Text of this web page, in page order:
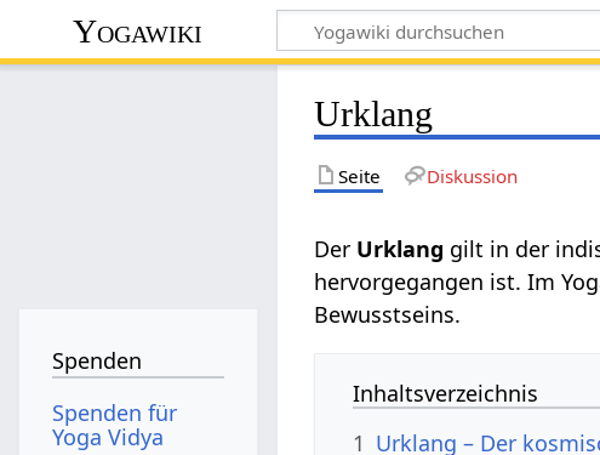
Yogawiki
Urklang
Seite Diskussion
Der Urklang gilt in der
hervorgegangen ist. Im
Bewusstseins.
Inhaltsverzeichnis
1 Urklang – Der
Spenden
Spenden für
Yoga Vidya